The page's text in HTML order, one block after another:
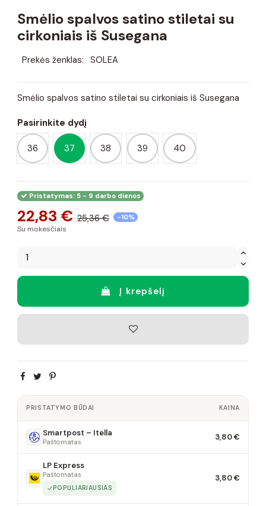
Smėlio spalvos satino stiletai su
cirkoniais iš Susegana
Prekės ženklas: SOLEA
Smėlio spalvos satino stiletai su cirkoniais iš Susegana
Pasirinkite dydį
36 37 38 39 40
Pristatymas: 5 - 9 darbo dienos
22,83 € 25,36 € -10%
Su mokesčiais
Į krepšelį
PRISTATYMO BŪDAI KAINA
Smartpost – Itella
Paštomatas 3,80 €
LP Express
Paštomatas
POPULIARIAUSIAS
3,80 €